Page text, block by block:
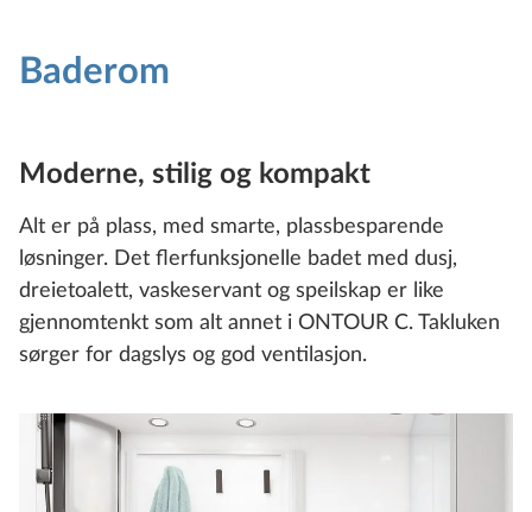
Baderom
Moderne, stilig og kompakt
Alt er på plass, med smarte, plassbesparende
løsninger. Det flerfunksjonelle badet med dusj,
dreietoalett, vaskeservant og speilskap er like
gjennomtenkt som alt annet i ONTOUR C. Takluken
sørger for dagslys og god ventilasjon.